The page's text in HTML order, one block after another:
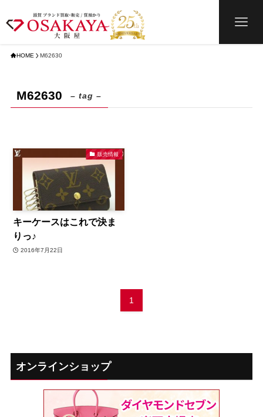
HOME M62630
M62630 – tag –
販売情報
キーケースはこれで決ま
りっ♪
2016年7月22日
1
オンラインショップ